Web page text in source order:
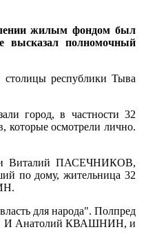
жилым фондом был
высказал полномочный
республики Тыва
город, в частности 32
которые осмотрели лично.
Виталий ПАСЕЧНИКОВ,
по дому, жительница 32
для народа". Полпред
И Анатолий КВАШНИН, и